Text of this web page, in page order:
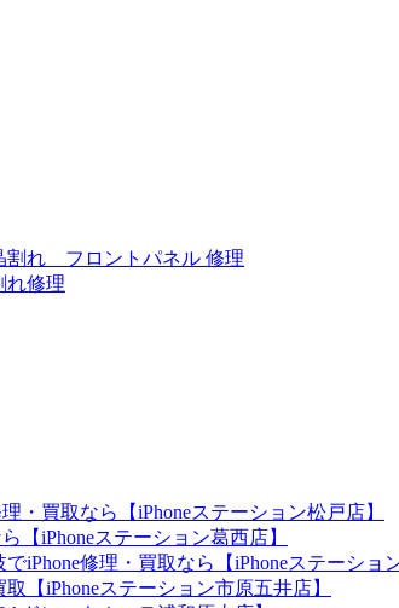
れ フロントパネル 修理
れ修理
・買取なら【iPhoneステーション松戸店】
【iPhoneステーション葛西店】
iPhone修理・買取なら【iPhoneステーショ
【iPhoneステーション市原五井店】